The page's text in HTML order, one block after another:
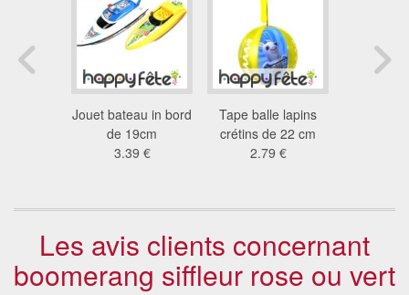
Jouet bateau in bord
de 19cm
3.39 €
Tape balle lapins
crétins de 22 cm
2.79 €
Les avis clients concernant
boomerang siffleur rose ou vert